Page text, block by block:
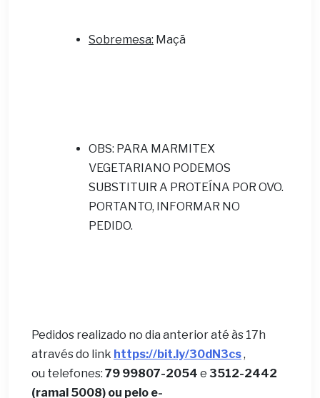
Sobremesa: Maçã
OBS: PARA MARMITEX
VEGETARIANO PODEMOS
SUBSTITUIR A PROTEÍNA POR OVO.
PORTANTO, INFORMAR NO
PEDIDO.
Pedidos realizado no dia anterior até às 17h
através do link https://bit.ly/30dN3cs,
ou telefones: 79 99807-2054 e 3512-2442
(ramal 5008) ou pelo e-